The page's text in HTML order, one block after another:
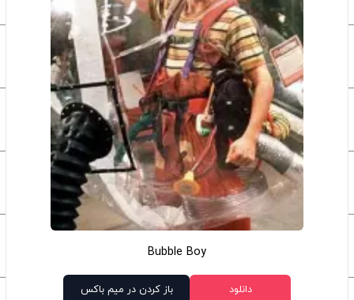
Bubble Boy
دانلود باز کردن در میم باکس